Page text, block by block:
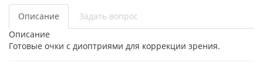
Описание
Задать вопрос
Описание
Готовые очки с диоптриями для коррекции зрения.